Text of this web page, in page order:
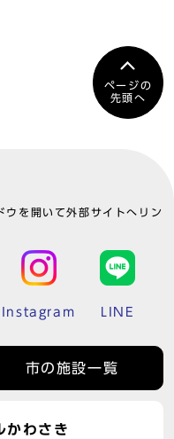
ページの
先頭へ
を開いて外部サイトへリン
Instagram LINE
市の施設一覧
かわさき